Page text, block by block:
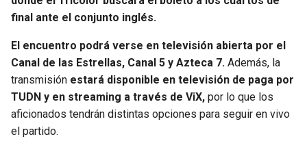
final ante el conjunto inglés.
El encuentro podrá verse en televisión abierta por el
Canal de las Estrellas, Canal 5 y Azteca 7. Además, la
transmisión estará disponible en televisión de paga por
TUDN y en streaming a través de ViX, por lo que los
aficionados tendrán distintas opciones para seguir en vivo
el partido.